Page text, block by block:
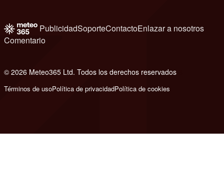
PublicidadSoporteContactoEnlazar a nosotros
Comentario
© 2026 Meteo365 Ltd. Todos los derechos reservados
Términos de usoPolítica de privacidadPolítica de cookies